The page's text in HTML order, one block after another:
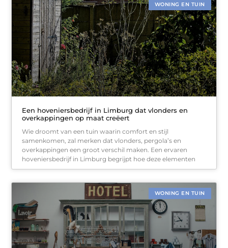
WONING EN TUIN
Een hoveniersbedrijf in Limburg dat vlonders en
overkappingen op maat creëert
Wie droomt van een tuin waarin comfort en stijl
samenkomen, zal merken dat vlonders, pergola’s en
overkappingen een groot verschil maken. Een ervaren
hoveniersbedrijf in Limburg begrijpt hoe deze elementen
WONING EN TUIN